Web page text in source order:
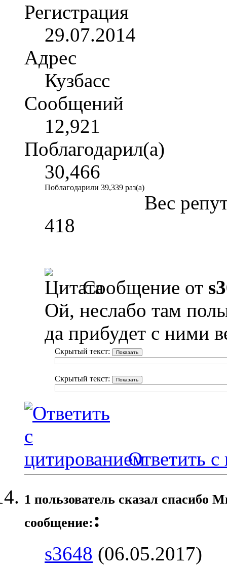
Регистрация
29.07.2014
Адрес
Кузбасс
Сообщений
12,921
Поблагодарил(а)
30,466
Поблагодарили 39,339 раз(а)
Вес
418
Сообщение от
Ой, неслабо там
да прибудет с ними
Скрытый текст:
Скрытый текст:
Ответить с
1 пользователь сказал cпасибо
сообщение::
s3648 (06.05.2017)